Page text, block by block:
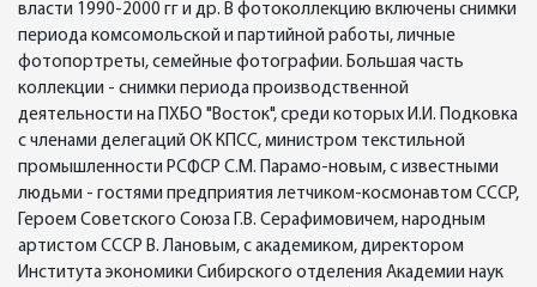
власти 1990-2000 гг и др. В фотоколлекцию включены снимки
периода комсомольской и партийной работы, личные
фотопортреты, семейные фотографии. Большая часть
коллекции - снимки периода производственной
деятельности на ПХБО "Восток", среди которых И.И. Подковка
с членами делегаций ОК КПСС, министром текстильной
промышленности РСФСР С.М. Парамо-новым, с известными
людьми - гостями предприятия летчиком-космонавтом СССР,
Героем Советского Союза Г.В. Серафимовичем, народным
артистом СССР В. Лановым, с академиком, директором
Института экономики Сибирского отделения Академии наук